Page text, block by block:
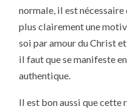
normale, il est nécessaire
plus clairement une
soi par amour du Christ et
il faut que se manifeste
authentique.
Il est bon aussi que